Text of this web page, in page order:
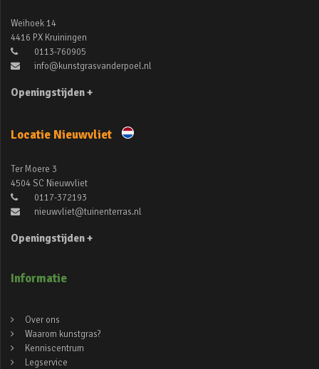
Weihoek 14
4416 PX Kruiningen
0113-760905
info@kunstgrasvanderpoel.nl
Openingstijden +
Locatie Nieuwvliet
Ter Moere 3
4504 SC Nieuwvliet
0117-372193
nieuwvliet@tuinenterras.nl
Openingstijden +
Informatie
Over ons
Waarom kunstgras?
Kenniscentrum
Legservice